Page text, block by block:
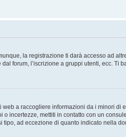
la registrazione ti darà accesso ad
forum, l’iscrizione a gruppi utenti, ecc. Ti
a raccogliere informazioni da i minori
incertezze, mettiti in contatto con un
ad eccezione di quanto indicato nella